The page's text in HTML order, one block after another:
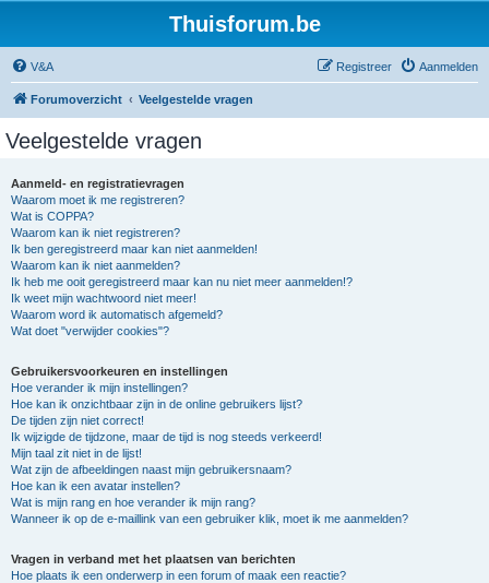
Thuisforum.be
V&A Aanmelden
Registreer
Forumoverzicht Veelgestelde vragen
Veelgestelde vragen
Aanmeld- en registratievragen
Waarom moet ik me registreren?
Wat is COPPA?
Waarom kan ik niet registreren?
Ik ben geregistreerd maar kan niet aanmelden!
Waarom kan ik niet aanmelden?
Ik heb me ooit geregistreerd maar kan nu niet meer aanmelden!?
Ik weet mijn wachtwoord niet meer!
Waarom word ik automatisch afgemeld?
Wat doet "verwijder cookies"?
Gebruikersvoorkeuren en instellingen
Hoe verander ik mijn instellingen?
Hoe kan ik onzichtbaar zijn in de online gebruikers lijst?
De tijden zijn niet correct!
Ik wijzigde de tijdzone, maar de tijd is nog steeds verkeerd!
Mijn taal zit niet in de lijst!
Wat zijn de afbeeldingen naast mijn gebruikersnaam?
Hoe kan ik een avatar instellen?
Wat is mijn rang en hoe verander ik mijn rang?
Wanneer ik op de e-maillink van een gebruiker klik, moet ik me aanmelden?
Vragen in verband met het plaatsen van berichten
Hoe plaats ik een onderwerp in een forum of maak een reactie?